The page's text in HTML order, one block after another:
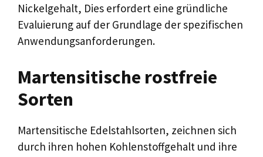
Nickelgehalt, Dies erfordert eine gründliche
Evaluierung auf der Grundlage der spezifischen
Anwendungsanforderungen.
Martensitische rostfreie
Sorten
Martensitische Edelstahlsorten, zeichnen sich
durch ihren hohen Kohlenstoffgehalt und ihre